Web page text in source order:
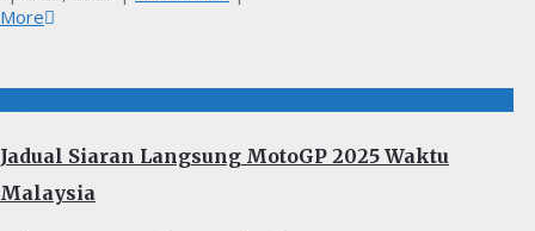
More
Jadual Siaran Langsung MotoGP 2025 Waktu
Malaysia